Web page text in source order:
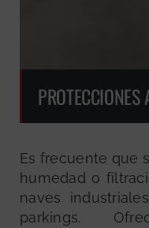
PROTECCIONES
Es frecuente que
humedad o
naves
parkings.